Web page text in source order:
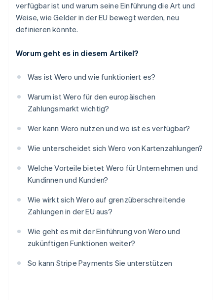
verfügbar ist und warum seine Einführung die Art und
Weise, wie Gelder in der EU bewegt werden, neu
definieren könnte.
Worum geht es in diesem Artikel?
Was ist Wero und wie funktioniert es?
Warum ist Wero für den europäischen
Zahlungsmarkt wichtig?
Wer kann Wero nutzen und wo ist es verfügbar?
Wie unterscheidet sich Wero von Kartenzahlungen?
Welche Vorteile bietet Wero für Unternehmen und
Kundinnen und Kunden?
Wie wirkt sich Wero auf grenzüberschreitende
Zahlungen in der EU aus?
Wie geht es mit der Einführung von Wero und
zukünftigen Funktionen weiter?
So kann Stripe Payments Sie unterstützen